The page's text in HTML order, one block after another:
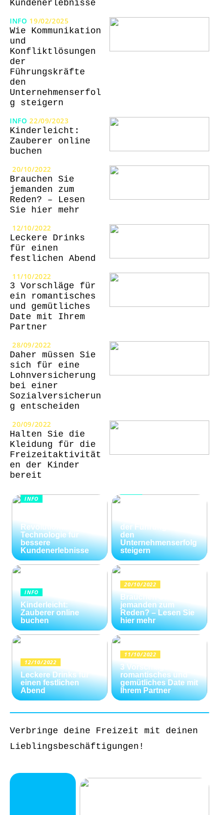
Kundenerlebnisse
INFO 19/02/2025
Wie Kommunikation
und
Konfliktlösungen
der
Führungskräfte
den
Unternehmenserfol
g steigern
INFO 22/09/2023
Kinderleicht:
Zauberer online
buchen
20/10/2022
Brauchen Sie
jemanden zum
Reden? – Lesen
Sie hier mehr
12/10/2022
Leckere Drinks
für einen
festlichen Abend
11/10/2022
3 Vorschläge für
ein romantisches
und gemütliches
Date mit Ihrem
Partner
28/09/2022
Daher müssen Sie
sich für eine
Lohnversicherung
bei einer
Sozialversicherun
g entscheiden
20/09/2022
Halten Sie die
Kleidung für die
Freizeitaktivität
en der Kinder
bereit
INFO
Revolutionäre
Technologie für
bessere
Kundenerlebnisse
der Führungskräfte
den
Unternehmenserfolg
steigern
INFO
Kinderleicht:
Zauberer online
buchen
20/10/2022
Brauchen Sie
jemanden zum
Reden? – Lesen Sie
hier mehr
12/10/2022
Leckere Drinks für
einen festlichen
Abend
11/10/2022
3 Vorschläge für ein
romantisches und
gemütliches Date mit
Ihrem Partner
Verbringe deine Freizeit mit deinen
Lieblingsbeschäftigungen!